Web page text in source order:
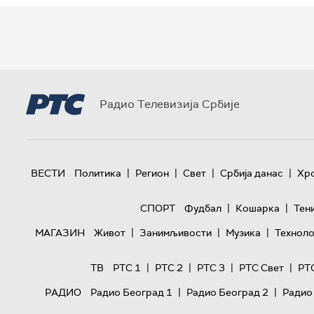
Радио Телевизија Србије
ВЕСТИ Политика | Регион | Свет | Србија данас |
СПОРТ Фудбал | Кошарка |
МАГАЗИН
Живот | Занимљивости | Музика |
ТВ РТС 1 | РТС 2 | РТС 3 | РТС Свет |
РАДИО
Радио Београд 1 | Радио Београд 2 |